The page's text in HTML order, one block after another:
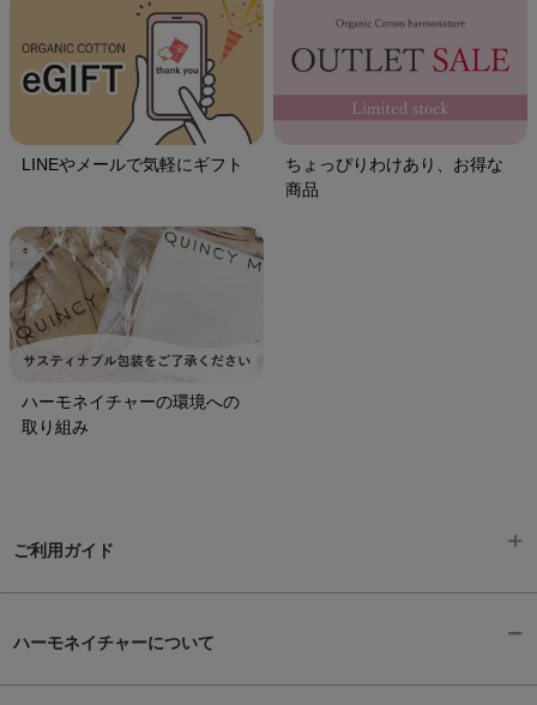
LINEやメールで気軽にギフト
ちょっぴりわけあり、お得な
商品
ハーモネイチャーの環境への
取り組み
ご利用ガイド
ハーモネイチャーについて